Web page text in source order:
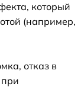
который
(например,
отказ в